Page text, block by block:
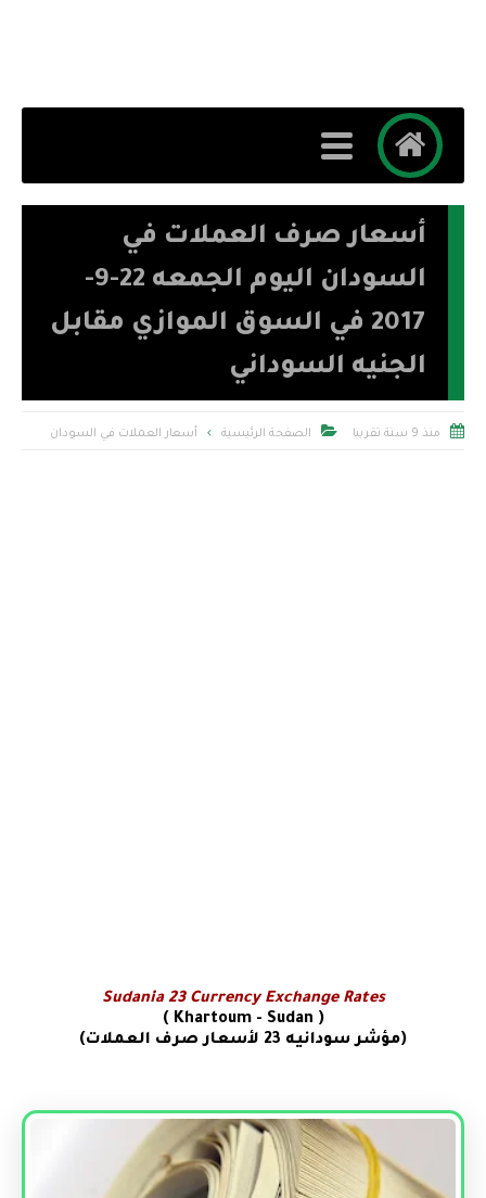
أسعار صرف العملات في
السودان اليوم الجمعه 22-9-
2017 في السوق الموازي مقابل
الجنيه السوداني
 منذ 9 سنة تقريبا  الصفحة الرئيسية أسعار العملات في السودان
Sudania 23 Currency Exchange Rates
(
Khartoum - Sudan )
(مؤشر سودانيه 23 لأسعار صرف العملات)